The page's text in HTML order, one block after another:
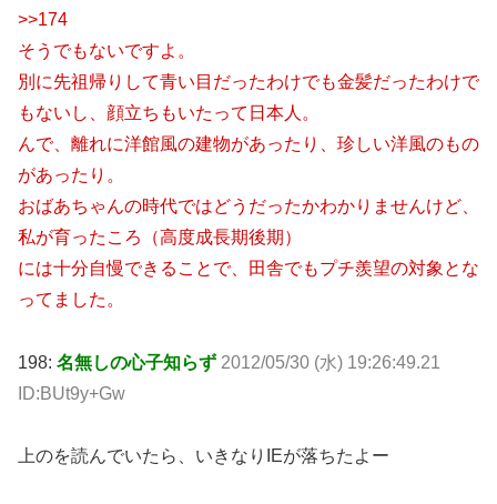
>>174
そうでもないですよ。
別に先祖帰りして青い目だったわけでも金髪だったわけで
もないし、顔立ちもいたって日本人。
んで、離れに洋館風の建物があったり、珍しい洋風のもの
があったり。
おばあちゃんの時代ではどうだったかわかりませんけど、
私が育ったころ（高度成長期後期）
には十分自慢できることで、田舎でもプチ羨望の対象とな
ってました。
198: 名無しの心子知らず 2012/05/30 (水) 19:26:49.21
ID:BUt9y+Gw
上のを読んでいたら、いきなりIEが落ちたよー